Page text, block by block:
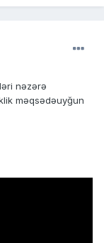
nəzərə
məqsədəuyğun